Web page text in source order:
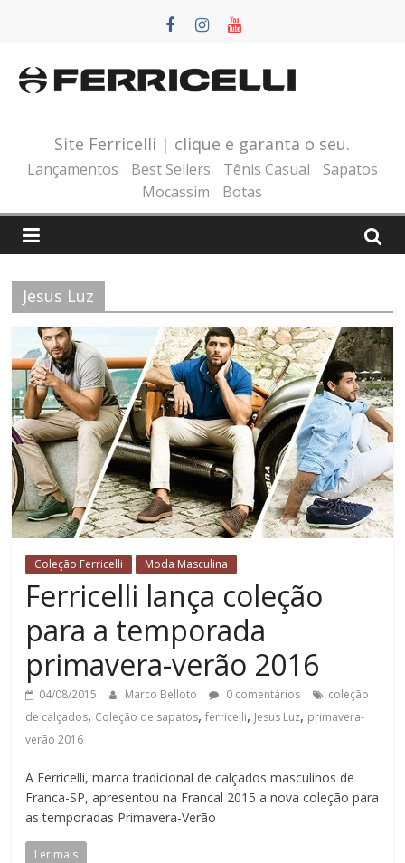
conteúdo
Site Ferricelli | clique e garanta o seu.
Lançamentos Best Sellers Tênis Casual
Sapatos
Mocassim
Botas
Jesus Luz
Coleção Ferricelli Moda Masculina
Ferricelli lança coleção
para a temporada
primavera-verão 2016
04/08/2015 Marco Belloto 0 comentários
coleção
de calçados, Coleção de sapatos,ferricelli, Jesus Luz, primavera-
verão 2016
A Ferricelli, marca tradicional de calçados masculinos de
Franca-SP, apresentou na Francal 2015 a nova coleção para
as temporadas Primavera-Verão
Ler mais